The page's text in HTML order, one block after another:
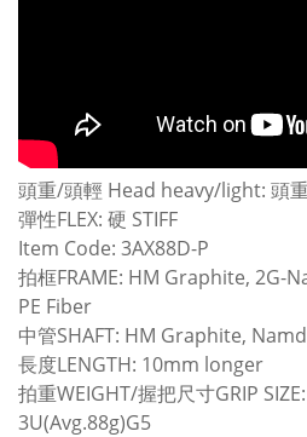
頭重/頭輕 Head heavy/light: 頭
彈性FLEX: 硬 STIFF
Item Code: 3AX88D-P
拍框FRAME: HM Graphite, 2G-
PE Fiber
中管SHAFT: HM Graphite,
長度LENGTH: 10mm longer
拍重WEIGHT/握把尺寸GRIP
3U(Avg.88g)G5